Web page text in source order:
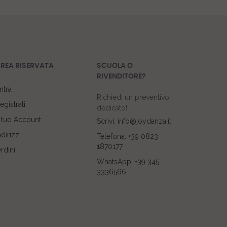
RISERVATA
Il tuo Account
SCUOLA O
RIVENDITORE?
Richiedi un preventivo
dedicato!
Scrivi: info@joydanza.it
Telefona: +39 0823
1870177
WhatsApp: +39 345
3336566